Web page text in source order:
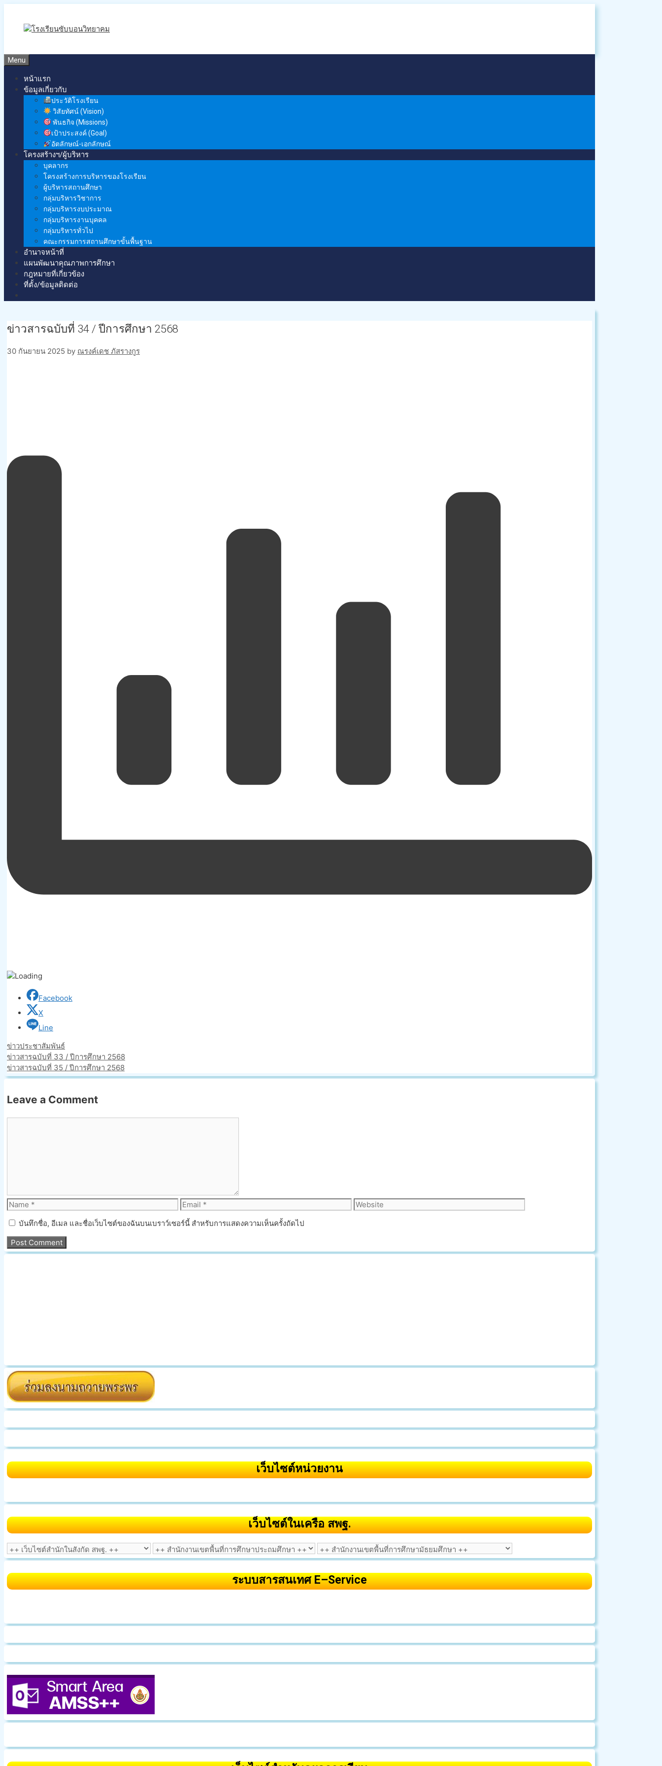
content
Menu
หน้าแรก
ข้อมูลเกี่ยวกับ
ประวัติโรงเรียน
วิสัยทัศน์ (Vision)
พันธกิจ (Missions)
เป้าประสงค์ (Goal)
อัตลักษณ์-เอกลักษณ์
โครงสร้างฯ/ผู้บริหาร
บุคลากร
โครงสร้างการบริหารของโรงเรียน
ผู้บริหารสถานศึกษา
กลุ่มบริหารวิชาการ
กลุ่มบริหารงบประมาณ
กลุ่มบริหารงานบุคคล
กลุ่มบริหารทั่วไป
คณะกรรมการสถานศึกษาขั้นพื้นฐาน
อำนาจหน้าที่
แผนพัฒนาคุณภาพการศึกษา
กฎหมายที่เกี่ยวข้อง
ที่ตั้ง/ข้อมูลติดต่อ
ข่าวสารฉบับที่ 34 / ปีการศึกษา 2568
30 กันยายน 2025 by ณรงค์เดช ภัสรางกูร
Facebook
X
Line
Categories
ข่าวประชาสัมพันธ์
ข่าวสารฉบับที่ 33 / ปีการศึกษา 2568
ข่าวสารฉบับที่ 35 / ปีการศึกษา 2568
Leave a Comment
Name Email Website
บันทึกชื่อ, อีเมล และชื่อเว็บไซต์ของฉันบนเบราว์เซอร์นี้ สำหรับการแสดงความเห็นครั้งถัดไป
เว็บไซต์หน่วยงาน
เว็บไซต์ในเครือ สพฐ.
ระบบสารสนเทศ E–Service